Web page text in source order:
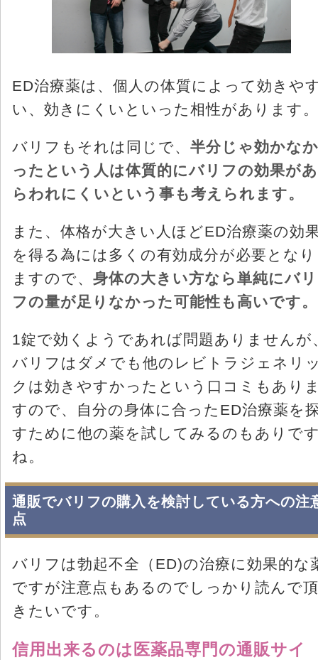
ED治療薬は、個人の体質によって効きや
い、効きにくいといった相性があります。
バリフもそれは同じで、 半分じゃ効かなか
ったという人は体質的にバリフの効果があ
らわれにくいという事も考えられます。
また、体格が大きい人ほどED治療薬の効
を得る為には多くの有効成分が必要となり
ますので、 身体の大きい方なら単純にバリ
フの量が足りなかった可能性も高いです。
1錠で効くようであれば問題ありませんが
バリフはダメでも他のレビトラジェネリ
クは効きやすかったという口コミもあり
すので、自分の身体に合ったED治療薬を
すために他の薬を試してみるのもありで
ね。
通販でバリフの購入を検討している方への注
点
バリフは勃起不全（ED)の治療に効果的な
ですが注意点もあるのでしっかり読んで頂
きたいです。
信用出来るのは医薬品専門の通販サイ